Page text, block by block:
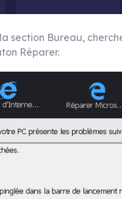
section Bureau,
Réparer.